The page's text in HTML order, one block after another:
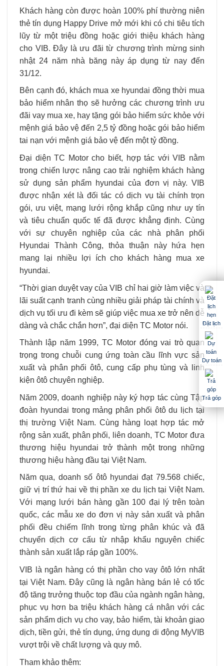
Khách hàng còn được hoàn 100% phí thường niên
thẻ tín dụng Happy Drive mở mới khi có chi tiêu tích
lũy từ một triệu đồng hoặc giới thiệu khách hàng
cho VIB. Đây là ưu đãi từ chương trình mừng sinh
nhật 24 năm nhà băng này áp dụng từ nay đến
31/12.
Bên cạnh đó, khách mua xe hyundai đồng thời mua
bảo hiểm nhân thọ sẽ hưởng các chương trình ưu
đãi vay mua xe, hay tặng gói bảo hiểm sức khỏe với
mệnh giá bảo vệ đến 2,5 tỷ đồng hoặc gói bảo hiểm
tai nạn với mệnh giá bảo vệ đến một tỷ đồng.
Đại diện TC Motor cho biết, hợp tác với VIB nằm
trong chiến lược nâng cao trải nghiệm khách hàng
sử dụng sản phẩm hyundai của đơn vị này. VIB
được nhận xét là đối tác có dịch vụ tài chính trọn
gói, ưu việt, mạng lưới rộng khắp cũng như uy tín
và tiêu chuẩn quốc tế đã được khẳng định. Cùng
với sự chuyên nghiệp của các nhà phân phối
Hyundai Thành Công, thỏa thuận này hứa hẹn
mang lại nhiều lợi ích cho khách hàng mua xe
hyundai.
“Thời gian duyệt vay của VIB chỉ hai giờ làm việc và
lãi suất cạnh tranh cùng nhiều giải pháp tài chính và
dịch vụ tối ưu đi kèm sẽ giúp việc mua xe trở nên dễ
dàng và chắc chắn hơn”, đại diện TC Motor nói.
Thành lập năm 1999, TC Motor đóng vai trò quan
trọng trong chuỗi cung ứng toàn cầu lĩnh vực sản
xuất và phân phối ôtô, cung cấp phụ tùng và linh
kiện ôtô chuyên nghiệp.
Năm 2009, doanh nghiệp này ký hợp tác cùng Tập
đoàn hyundai trong mảng phân phối ôtô du lịch tại
thị trường Việt Nam. Cùng hàng loạt hợp tác mở
rộng sản xuất, phân phối, liên doanh, TC Motor đưa
thương hiệu hyundai trở thành một trong những
thương hiệu hàng đầu tại Việt Nam.
Năm qua, doanh số ôtô hyundai đạt 79.568 chiếc,
giữ vị trí thứ hai về thị phần xe du lịch tại Việt Nam.
Với mạng lưới bán hàng gần 100 đại lý trên toàn
quốc, các mẫu xe do đơn vị này sản xuất và phân
phối đều chiếm lĩnh trong từng phân khúc và đã
chuyển dịch cơ cấu từ nhập khẩu nguyên chiếc
thành sản xuất lắp ráp gần 100%.
VIB là ngân hàng có thị phần cho vay ôtô lớn nhất
tại Việt Nam. Đây cũng là ngân hàng bán lẻ có tốc
độ tăng trưởng thuộc top đầu của ngành ngân hàng,
phục vụ hơn ba triệu khách hàng cá nhân với các
sản phẩm dịch vụ cho vay, bảo hiểm, tài khoản giao
dịch, tiền gửi, thẻ tín dụng, ứng dụng di động MyVIB
vượt trội về chất lượng và quy mô.
Tham khảo thêm:
Đặt lịch
Dự toán
Trả góp